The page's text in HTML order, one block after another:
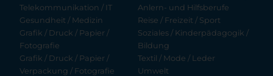
Telekommunikation / IT
Gesundheit / Medizin
Grafik / Druck / Papier /
Fotografie
Grafik / Druck / Papier /
Verpackung / Fotografie
Anlern- und Hilfsberufe
Reise / Freizeit / Sport
Soziales / Kinderpädagogik /
Bildung
Textil / Mode / Leder
Umwelt